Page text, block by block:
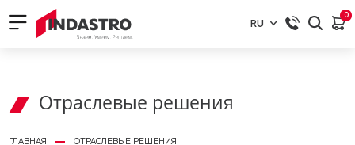
RU
RU
0
Отраслевые решения
ГЛАВНАЯ ОТРАСЛЕВЫЕ РЕШЕНИЯ